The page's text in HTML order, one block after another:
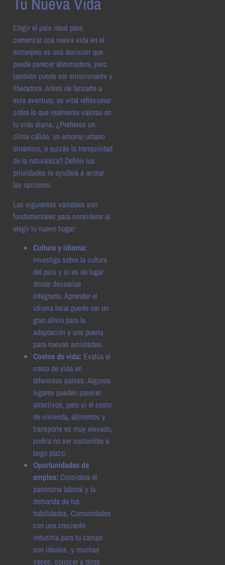
Elegir el país ideal para
comenzar una nueva vida en el
extranjero es una decisión que
puede parecer abrumadora, pero
también puede ser emocionante y
liberadora. Antes de lanzarte a
esta aventura, es vital reflexionar
sobre lo que realmente valoras en
tu vida diaria. ¿Prefieres un
clima cálido, un entorno urbano
dinámico, o quizás la tranquilidad
de la naturaleza? Definir tus
prioridades te ayudará a acotar
las opciones.
Las siguientes variables son
fundamentales para considerar al
elegir tu nuevo hogar:
Cultura y idioma:
Investiga sobre la cultura
del país y si es un lugar
donde desearías
integrarte. Aprender el
idioma local puede ser un
gran alivio para la
adaptación y una puerta
para nuevas amistades.
Costos de vida: Evalúa el
costo de vida en
diferentes países. Algunos
lugares pueden parecer
atractivos, pero si el costo
de vivienda, alimentos y
transporte es muy elevado,
podría no ser sostenible a
largo plazo.
Oportunidades de
empleo: Considera el
panorama laboral y la
demanda de tus
habilidades. Comunidades
con una creciente
industria para tu campo
son ideales, y muchas
veces, conocer a otros